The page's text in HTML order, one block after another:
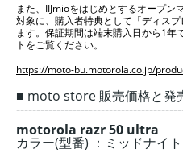
また、IIJmioをはじめとするオープン
対象に、購入者特典として「ディス
ます。保証期間は端末購入日から1年
トをご覧ください。
https://moto-bu.motorola.co.jp/
■ moto store 販売価格と発
motorola razr 50 ultra
カラー(型番) ：ミッドナイ